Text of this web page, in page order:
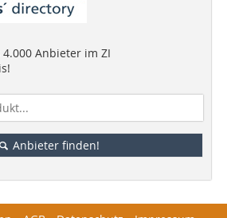
Anbieter im ZI
Anbieter finden!